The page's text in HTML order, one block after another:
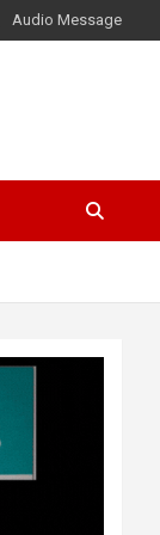
Audio Message